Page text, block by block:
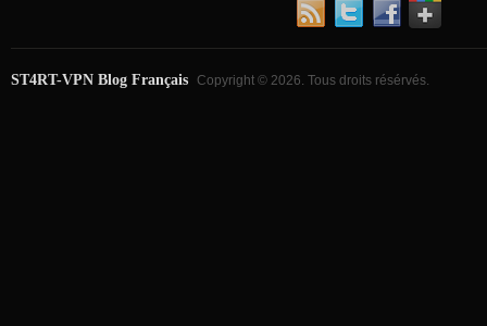
ST4RT-VPN Blog Français Copyright © 2026. Tous droits résérvés.